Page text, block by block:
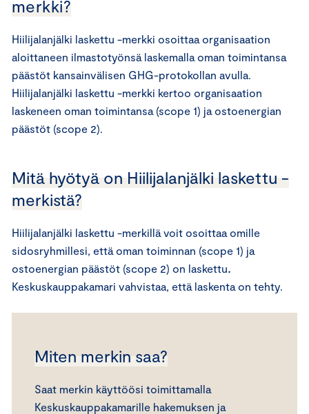
merkki?
Hiilijalanjälki laskettu -merkki osoittaa organisaation
aloittaneen ilmastotyönsä laskemalla oman toimintansa
päästöt kansainvälisen GHG-protokollan avulla.
Hiilijalanjälki laskettu -merkki kertoo organisaation
laskeneen oman toimintansa (scope 1) ja ostoenergian
päästöt (scope 2).
Mitä hyötyä on Hiilijalanjälki laskettu -
merkistä?
Hiilijalanjälki laskettu -merkillä voit osoittaa omille
sidosryhmillesi, että oman toiminnan (scope 1) ja
ostoenergian päästöt (scope 2) on laskettu.
Keskuskauppakamari vahvistaa, että laskenta on tehty.
Miten merkin saa?
Saat merkin käyttöösi toimittamalla
Keskuskauppakamarille hakemuksen ja